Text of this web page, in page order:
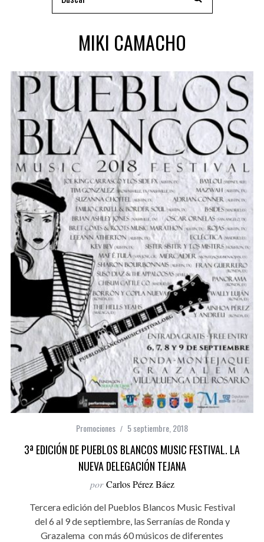
MIKI CAMACHO
Promociones 5 septiembre, 2018
3ª EDICIÓN DE PUEBLOS BLANCOS MUSIC FESTIVAL. LA
NUEVA DELEGACIÓN TEJANA
por Carlos Pérez Báez
Tercera edición del Pueblos Blancos Music Festival
del 6 al 9 de septiembre, las Serranías de Ronda y
Grazalema con más 60 músicos de diferentes